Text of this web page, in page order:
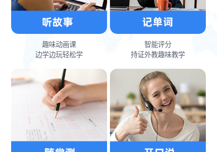
趣味动画课
边学边玩轻松学
智能评分
持证外教趣味教学